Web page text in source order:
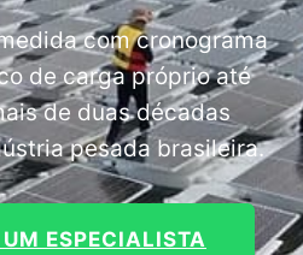
com cronograma
de carga próprio até
de duas décadas
pesada brasileira.
ESPECIALISTA